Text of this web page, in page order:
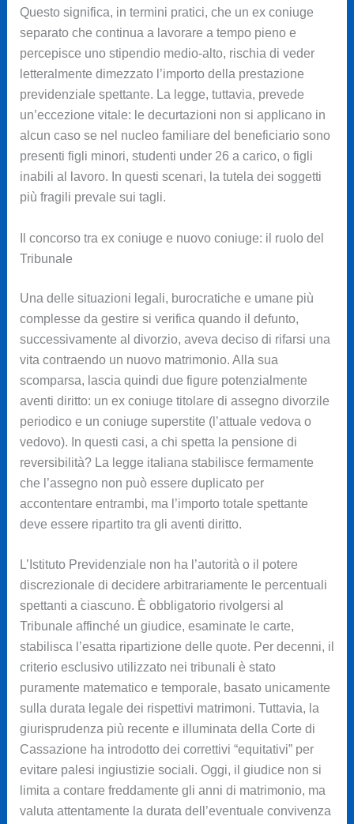
Questo significa, in termini pratici, che un ex coniuge
separato che continua a lavorare a tempo pieno e
percepisce uno stipendio medio-alto, rischia di veder
letteralmente dimezzato l’importo della prestazione
previdenziale spettante. La legge, tuttavia, prevede
un’eccezione vitale: le decurtazioni non si applicano in
alcun caso se nel nucleo familiare del beneficiario sono
presenti figli minori, studenti under 26 a carico, o figli
inabili al lavoro. In questi scenari, la tutela dei soggetti
più fragili prevale sui tagli.
Il concorso tra ex coniuge e nuovo coniuge: il ruolo del
Tribunale
Una delle situazioni legali, burocratiche e umane più
complesse da gestire si verifica quando il defunto,
successivamente al divorzio, aveva deciso di rifarsi una
vita contraendo un nuovo matrimonio. Alla sua
scomparsa, lascia quindi due figure potenzialmente
aventi diritto: un ex coniuge titolare di assegno divorzile
periodico e un coniuge superstite (l’attuale vedova o
vedovo). In questi casi, a chi spetta la pensione di
reversibilità? La legge italiana stabilisce fermamente
che l’assegno non può essere duplicato per
accontentare entrambi, ma l’importo totale spettante
deve essere ripartito tra gli aventi diritto.
L’Istituto Previdenziale non ha l’autorità o il potere
discrezionale di decidere arbitrariamente le percentuali
spettanti a ciascuno. È obbligatorio rivolgersi al
Tribunale affinché un giudice, esaminate le carte,
stabilisca l’esatta ripartizione delle quote. Per decenni, il
criterio esclusivo utilizzato nei tribunali è stato
puramente matematico e temporale, basato unicamente
sulla durata legale dei rispettivi matrimoni. Tuttavia, la
giurisprudenza più recente e illuminata della Corte di
Cassazione ha introdotto dei correttivi “equitativi” per
evitare palesi ingiustizie sociali. Oggi, il giudice non si
limita a contare freddamente gli anni di matrimonio, ma
valuta attentamente la durata dell’eventuale convivenza